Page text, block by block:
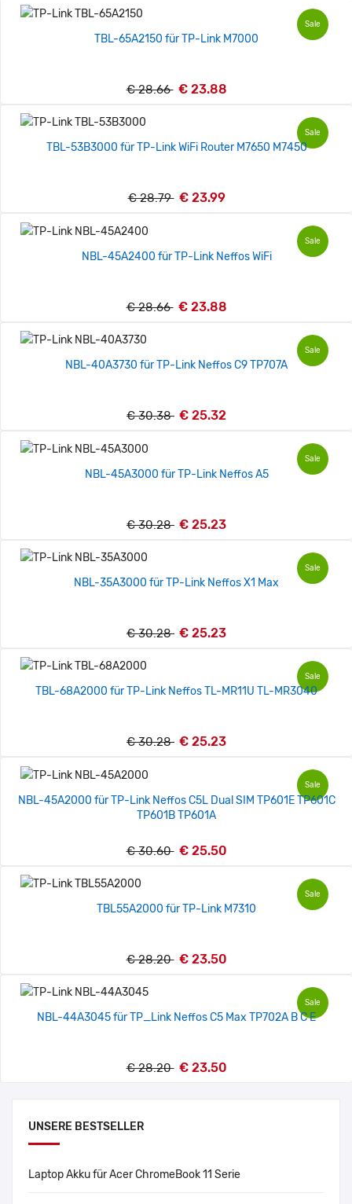
UNSERE BESTSELLER
Laptop Akku für Acer ChromeBook 11 Serie
Sale
TBL-65A2150 für TP-Link M7000
€ 28.66 € 23.88
Sale
TBL-53B3000 für TP-Link WiFi Router M7650 M7450
€ 28.79 € 23.99
Sale
NBL-45A2400 für TP-Link Neffos WiFi
€ 28.66 € 23.88
Sale
NBL-40A3730 für TP-Link Neffos C9 TP707A
€ 30.38 € 25.32
Sale
NBL-45A3000 für TP-Link Neffos A5
€ 30.28 € 25.23
Sale
NBL-35A3000 für TP-Link Neffos X1 Max
€ 30.28 € 25.23
Sale
TBL-68A2000 für TP-Link Neffos TL-MR11U TL-MR3040
€ 30.28 € 25.23
Sale
NBL-45A2000 für TP-Link Neffos C5L Dual SIM TP601E TP601C
TP601B TP601A
€ 30.60 € 25.50
Sale
TBL55A2000 für TP-Link M7310
€ 28.20 € 23.50
Sale
NBL-44A3045 für TP_Link Neffos C5 Max TP702A B C E
€ 28.20 € 23.50